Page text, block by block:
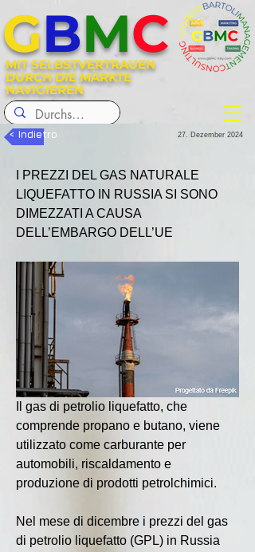
MIT SELBSTVERTRAUEN
DURCH DIE MÄRKTE
NAVIGIEREN
GBMC
< Indietro 27. Dezember 2024
I PREZZI DEL GAS NATURALE
LIQUEFATTO IN RUSSIA SI SONO
DIMEZZATI A CAUSA
DELL’EMBARGO DELL’UE
Il gas di petrolio liquefatto, che
comprende propano e butano, viene
utilizzato come carburante per
automobili, riscaldamento e
produzione di prodotti petrolchimici.
Nel mese di dicembre i prezzi del gas
di petrolio liquefatto (GPL) in Russia